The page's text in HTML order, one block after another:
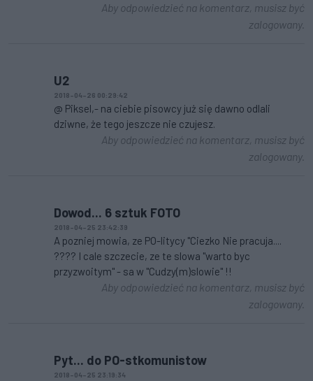
Aby odpowiedzieć na komentarz, musisz być
zalogowany.
U2
2018-04-26 00:29:42
@ Piksel,- na ciebie pisowcy już się dawno odlali
dziwne, że tego jeszcze nie czujesz.
Aby odpowiedzieć na komentarz, musisz być
zalogowany.
Dowod... 6 sztuk FOTO
2018-04-25 23:42:39
A pozniej mowia, ze PO-litycy "Ciezko Nie pracuja....
???? I cale szczecie, ze te slowa "warto byc
przyzwoitym" - sa w "Cudzy(m)slowie" !!
Aby odpowiedzieć na komentarz, musisz być
zalogowany.
Pyt... do PO-stkomunistow
2018-04-25 23:19:34